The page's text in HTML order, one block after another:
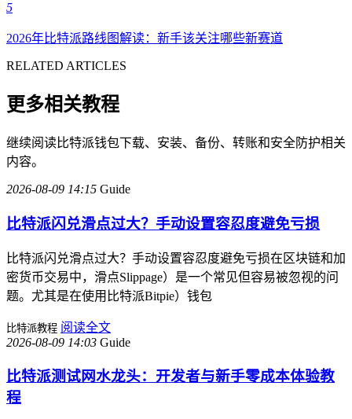
5
2026年比特派路线图解读：新手该关注哪些新赛道
RELATED ARTICLES
更多相关教程
继续阅读比特派钱包下载、安装、备份、转账和安全防护相关
内容。
2026-08-09 14:15 Guide
比特派闪兑滑点过大？手动设置容忍度避免亏损
比特派闪兑滑点过大？手动设置容忍度避免亏损在区块链和加
密货币交易中，滑点Slippage）是一个常见但容易被忽视的问
题。尤其是在使用比特派Bitpie）钱包
比特派教程 阅读全文
2026-08-09 14:03 Guide
比特派测试网水龙头：开发者与新手零成本体验教
程